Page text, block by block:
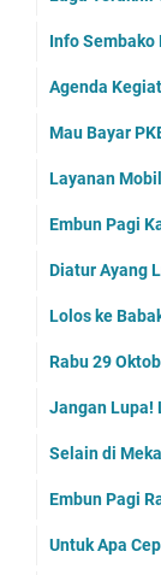
Info Sembako
Agenda
Mau Bayar
Layanan
Embun Pagi
Diatur Ayang
Lolos ke
Rabu 29
Jangan Lupa!
Selain di
Embun Pagi
Untuk Apa